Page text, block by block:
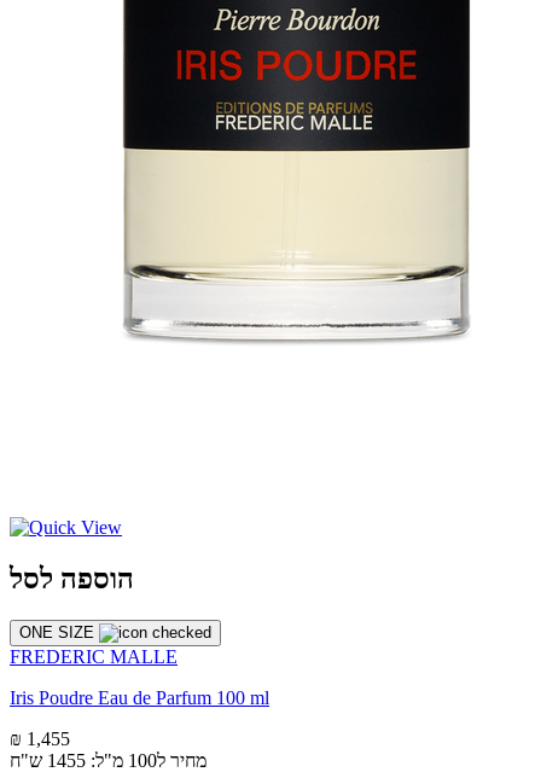
הוספה לסל
ONE SIZE
FREDERIC MALLE
Iris Poudre Eau de Parfum 100 ml
₪ 1,455
מחיר ל100 מ"ל: 1455 ש"ח